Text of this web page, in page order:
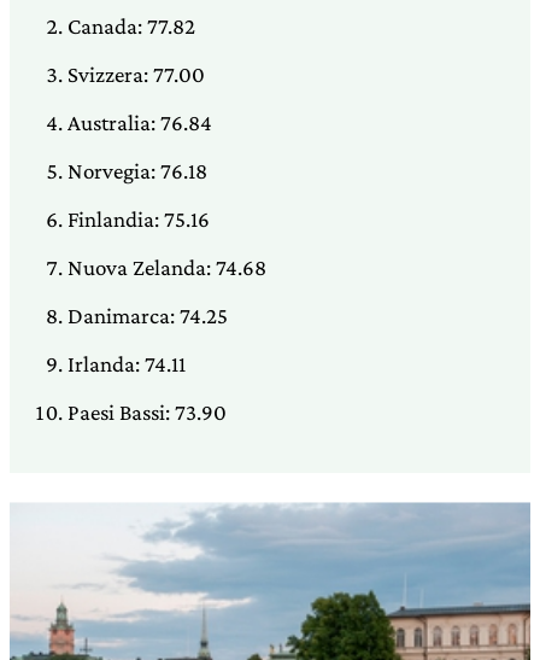
Canada: 77.82
Svizzera: 77.00
Australia: 76.84
Norvegia: 76.18
Finlandia: 75.16
Nuova Zelanda: 74.68
Danimarca: 74.25
Irlanda: 74.11
Paesi Bassi: 73.90